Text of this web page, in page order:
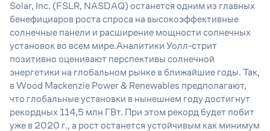
Solar, Inc. (FSLR, NASDAQ) останется одним из главных
бенефициаров роста спроса на высокоэффективные
солнечные панели и расширение мощности солнечных
установок во всем мире.Аналитики Уолл-стрит
позитивно оценивают перспективы солнечной
энергетики на глобальном рынке в ближайшие годы. Так,
в Wood Mackenzie Power & Renewables предполагают,
что глобальные установки в нынешнем году достигнут
рекордных 114,5 млн ГВт. При этом рекорд будет побит
уже в 2020 г., а рост останется устойчивым как минимум